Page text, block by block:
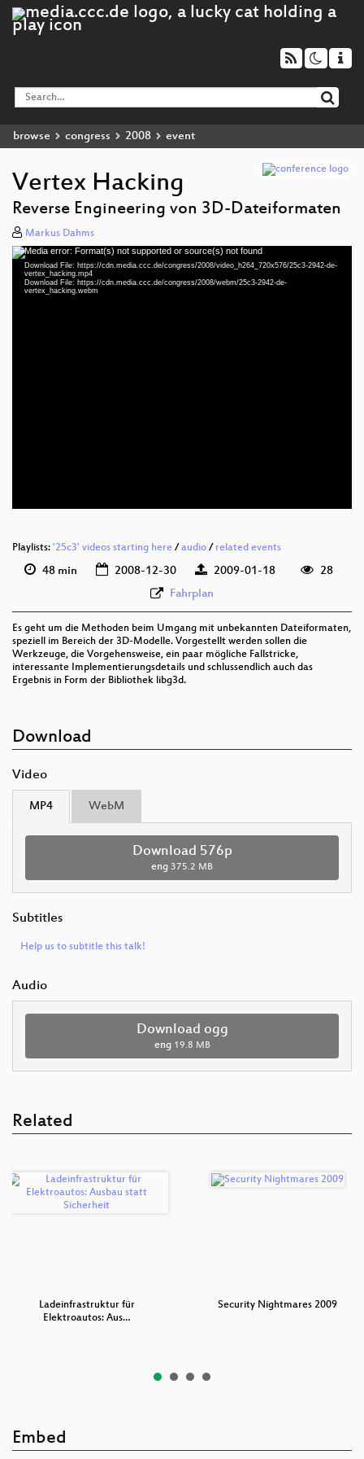
browse congress 2008 event
Vertex Hacking
Reverse Engineering von 3D-Dateiformaten
Markus Dahms
Video
Player
Media error: Format(s) not supported or source(s) not found
Download File: https://cdn.media.ccc.de/congress/2008/video_h264_720x576/25c3-2942-de-
vertex_hacking.mp4
Download File: https://cdn.media.ccc.de/congress/2008/webm/25c3-2942-de-
vertex_hacking.webm
Playlists: '25c3' videos starting here /audio / related events
48 min 2008-12-30 2009-01-18
28
Fahrplan
Es geht um die Methoden beim Umgang mit unbekannten Dateiformaten,
speziell im Bereich der 3D-Modelle. Vorgestellt werden sollen die
Werkzeuge, die Vorgehensweise, ein paar mögliche Fallstricke,
interessante Implementierungsdetails und schlussendlich auch das
Ergebnis in Form der Bibliothek libg3d.
Download
Video
MP4 WebM
Download 576p
eng 375.2 MB
Subtitles
Help us to subtitle this talk!
Audio
Download ogg
eng 19.8 MB
Related
Ladeinfrastruktur für
Elektroautos: Aus…
Security Nightmares 2009
Embed